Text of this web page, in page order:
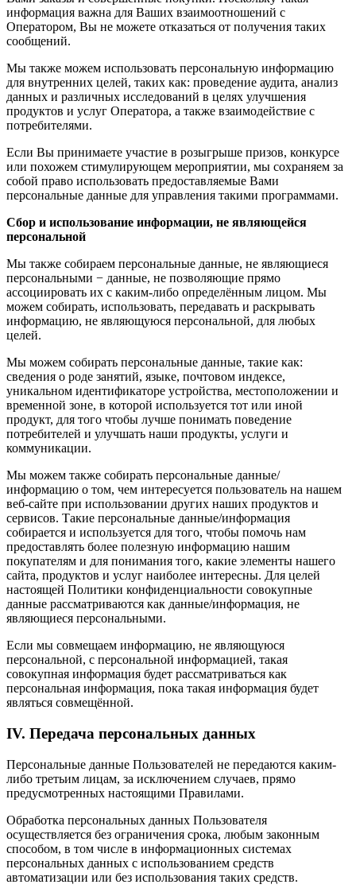
информация важна для Ваших взаимоотношений с
Оператором, Вы не можете отказаться от получения таких
сообщений.
Мы также можем использовать персональную информацию
для внутренних целей, таких как: проведение аудита, анализ
данных и различных исследований в целях улучшения
продуктов и услуг Оператора, а также взаимодействие с
потребителями.
Если Вы принимаете участие в розыгрыше призов, конкурсе
или похожем стимулирующем мероприятии, мы сохраняем за
собой право использовать предоставляемые Вами
персональные данные для управления такими программами.
Сбор и использование информации, не являющейся
персональной
Мы также собираем персональные данные, не являющиеся
персональными − данные, не позволяющие прямо
ассоциировать их с каким-либо определённым лицом. Мы
можем собирать, использовать, передавать и раскрывать
информацию, не являющуюся персональной, для любых
целей.
Мы можем собирать персональные данные, такие как:
сведения о роде занятий, языке, почтовом индексе,
уникальном идентификаторе устройства, местоположении и
временной зоне, в которой используется тот или иной
продукт, для того чтобы лучше понимать поведение
потребителей и улучшать наши продукты, услуги и
коммуникации.
Мы можем также собирать персональные данные/
информацию о том, чем интересуется пользователь на нашем
веб-сайте при использовании других наших продуктов и
сервисов. Такие персональные данные/информация
собирается и используется для того, чтобы помочь нам
предоставлять более полезную информацию нашим
покупателям и для понимания того, какие элементы нашего
сайта, продуктов и услуг наиболее интересны. Для целей
настоящей Политики конфиденциальности совокупные
данные рассматриваются как данные/информация, не
являющиеся персональными.
Если мы совмещаем информацию, не являющуюся
персональной, с персональной информацией, такая
совокупная информация будет рассматриваться как
персональная информация, пока такая информация будет
являться совмещённой.
IV. Передача персональных данных
Персональные данные Пользователей не передаются каким-
либо третьим лицам, за исключением случаев, прямо
предусмотренных настоящими Правилами.
Обработка персональных данных Пользователя
осуществляется без ограничения срока, любым законным
способом, в том числе в информационных системах
персональных данных с использованием средств
автоматизации или без использования таких средств.